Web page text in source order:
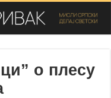
о плесу